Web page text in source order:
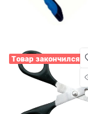
Товар закончился